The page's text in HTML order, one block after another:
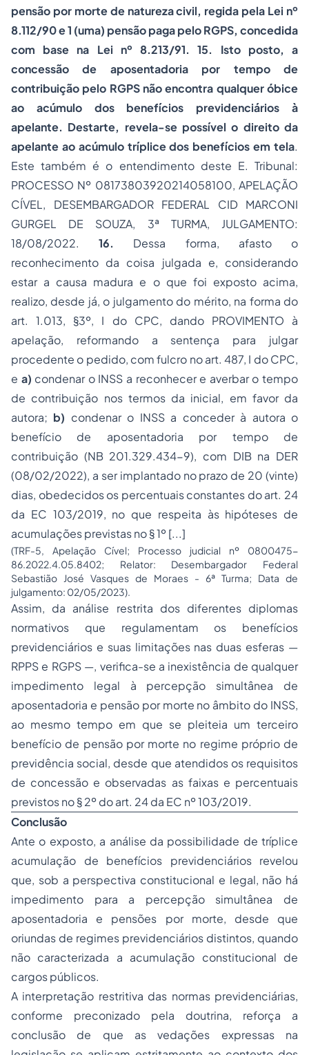
pensão por morte de natureza civil, regida pela Lei nº
8.112/90 e 1 (uma) pensão paga pelo RGPS, concedida
com base na Lei nº 8.213/91. 15. Isto posto, a
concessão de aposentadoria por tempo de
contribuição pelo RGPS não encontra qualquer óbice
ao acúmulo dos benefícios previdenciários à
apelante. Destarte, revela-se possível o direito da
apelante ao acúmulo tríplice dos benefícios em tela.
Este também é o entendimento deste E. Tribunal:
PROCESSO Nº 08173803920214058100, APELAÇÃO
CÍVEL, DESEMBARGADOR FEDERAL CID MARCONI
GURGEL DE SOUZA, 3ª TURMA, JULGAMENTO:
18/08/2022.16.
Dessa forma, afasto o
reconhecimento da coisa julgada e, considerando
estar a causa madura e o que foi exposto acima,
realizo, desde já, o julgamento do mérito, na forma do
art. 1.013, §3º, I do CPC, dando PROVIMENTO à
apelação, reformando a sentença para julgar
procedente o pedido, com fulcro no art. 487, I do CPC,
e a) condenar o INSS a reconhecer e averbar o tempo
de contribuição nos termos da inicial, em favor da
autora; b) condenar o INSS a conceder à autora o
benefício de aposentadoria por tempo de
contribuição (NB 201.329.434-9), com DIB na DER
(08/02/2022), a ser implantado no prazo de 20 (vinte)
dias, obedecidos os percentuais constantes do art. 24
da EC 103/2019, no que respeita às hipóteses de
acumulações previstas no § 1º [...]
(TRF-5, Apelação Cível; Processo judicial nº 0800475-
86.2022.4.05.8402; Relator: Desembargador Federal
Sebastião José Vasques de Moraes - 6ª Turma; Data de
julgamento: 02/05/2023).
Assim, da análise restrita dos diferentes diplomas
normativos que regulamentam os benefícios
previdenciários e suas limitações nas duas esferas —
RPPS e RGPS —, verifica-se a inexistência de qualquer
impedimento legal à percepção simultânea de
aposentadoria e pensão por morte no âmbito do INSS,
ao mesmo tempo em que se pleiteia um terceiro
benefício de pensão por morte no regime próprio de
previdência social, desde que atendidos os requisitos
de concessão e observadas as faixas e percentuais
previstos no § 2º do art. 24 da EC nº 103/2019.
Conclusão
Ante o exposto, a análise da possibilidade de tríplice
acumulação de benefícios previdenciários revelou
que, sob a perspectiva constitucional e legal, não há
impedimento para a percepção simultânea de
aposentadoria e pensões por morte, desde que
oriundas de regimes previdenciários distintos, quando
não caracterizada a acumulação constitucional de
cargos públicos.
A interpretação restritiva das normas previdenciárias,
conforme preconizado pela doutrina, reforça a
conclusão de que as vedações expressas na